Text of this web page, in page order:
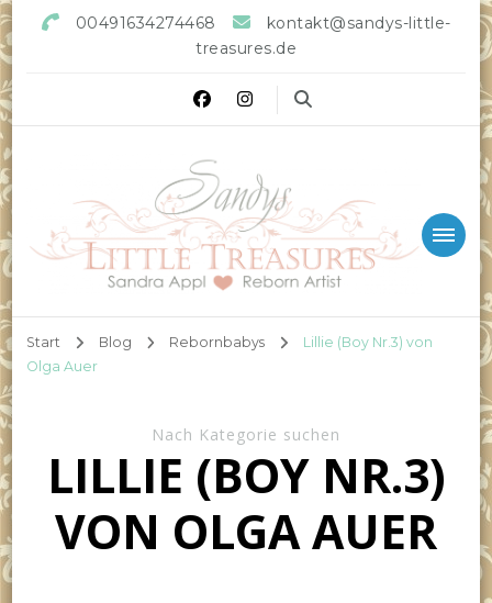
00491634274468
kontakt@sandys-little-
treasures.de
Start Blog Rebornbabys
Lillie (Boy Nr.3) von
Olga Auer
Nach Kategorie suchen
LILLIE (BOY NR.3)
VON OLGA AUER